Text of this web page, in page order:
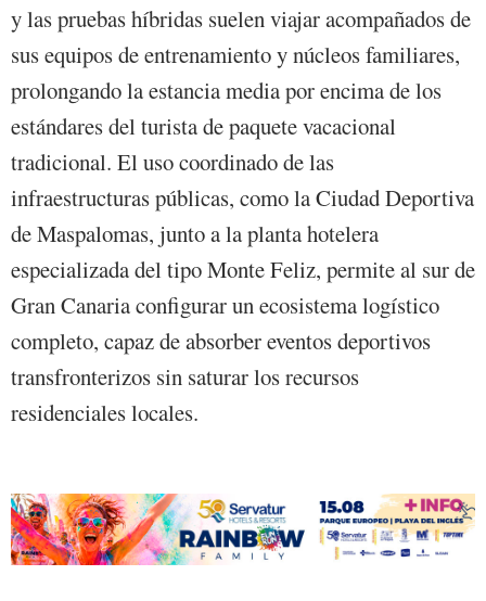
y las pruebas híbridas suelen viajar acompañados de
sus equipos de entrenamiento y núcleos familiares,
prolongando la estancia media por encima de los
estándares del turista de paquete vacacional
tradicional. El uso coordinado de las
infraestructuras públicas, como la Ciudad Deportiva
de Maspalomas, junto a la planta hotelera
especializada del tipo Monte Feliz, permite al sur de
Gran Canaria configurar un ecosistema logístico
completo, capaz de absorber eventos deportivos
transfronterizos sin saturar los recursos
residenciales locales.